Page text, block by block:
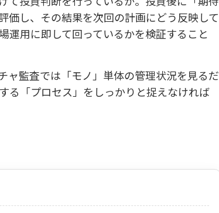
価し、その結果を次回の計画にどう反映して
運用に即して回っているかを検証すること
ャ監査では「モノ」単体の管理状況を見るだ
る「プロセス」をしっかりと捉えなければ